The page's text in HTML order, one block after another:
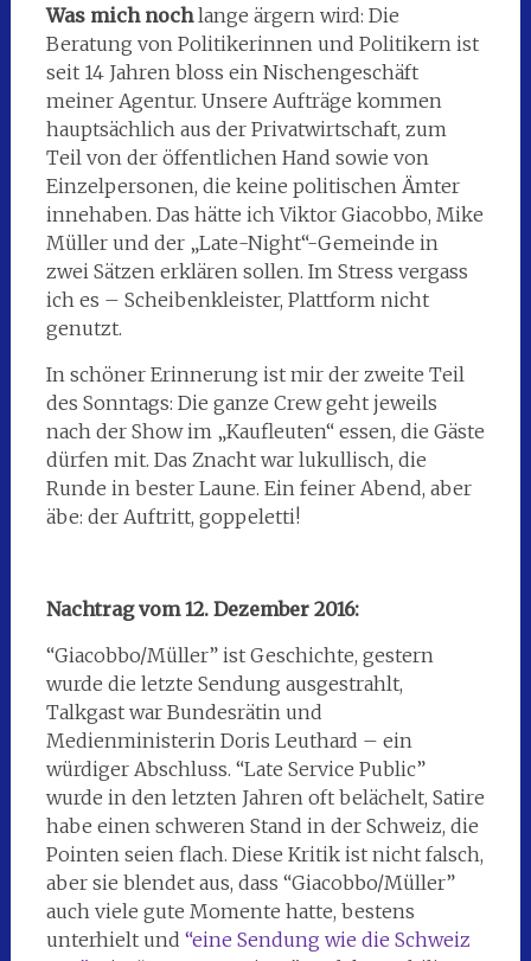
Was mich nochlange ärgern wird: Die
Beratung von Politikerinnen und Politikern ist
seit 14 Jahren bloss ein Nischengeschäft
meiner Agentur. Unsere Aufträge kommen
hauptsächlich aus der Privatwirtschaft, zum
Teil von der öffentlichen Hand sowie von
Einzelpersonen, die keine politischen Ämter
innehaben. Das hätte ich Viktor Giacobbo, Mike
Müller und der „Late-Night“-Gemeinde in
zwei Sätzen erklären sollen. Im Stress vergass
ich es – Scheibenkleister, Plattform nicht
genutzt.
In schöner Erinnerung ist mir der zweite Teil
des Sonntags: Die ganze Crew geht jeweils
nach der Show im „Kaufleuten“ essen, die Gäste
dürfen mit. Das Znacht war lukullisch, die
Runde in bester Laune. Ein feiner Abend, aber
äbe: der Auftritt, goppeletti!
Nachtrag vom 12. Dezember 2016:
“Giacobbo/Müller” ist Geschichte, gestern
wurde die letzte Sendung ausgestrahlt,
Talkgast war Bundesrätin und
Medienministerin Doris Leuthard – ein
würdiger Abschluss. “Late Service Public”
wurde in den letzten Jahren oft belächelt, Satire
habe einen schweren Stand in der Schweiz, die
Pointen seien flach. Diese Kritik ist nicht falsch,
aber sie blendet aus, dass “Giacobbo/Müller”
auch viele gute Momente hatte, bestens
unterhielt und “eine Sendung wie die Schweiz